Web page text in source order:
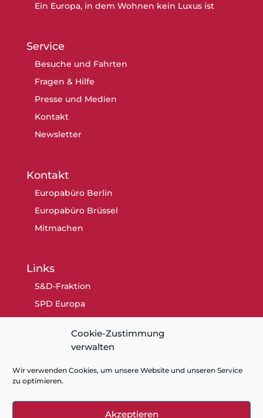
Cookie-Zustimmung
verwalten
Wir verwenden Cookies, um unsere Website und unseren Service
zu optimieren.
Akzeptieren
Ein Europa, in dem Wohnen kein Luxus ist
Service
Besuche und Fahrten
Fragen & Hilfe
Presse und Medien
Kontakt
Newsletter
Kontakt
Europabüro Berlin
Europabüro Brüssel
Mitmachen
Links
S&D-Fraktion
SPD Europa
Datenschutz